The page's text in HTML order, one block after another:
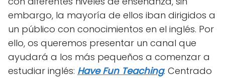
embargo, la mayoría de ellos iban dirigidos a
un público con conocimientos en el inglés. Por
ello, os queremos presentar un canal que
ayudará a los más pequeños a comenzar a
estudiar inglés: Have Fun Teaching. Centrado